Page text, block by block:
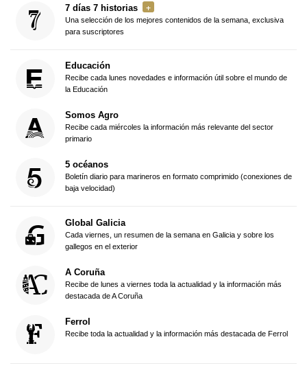
7 días 7 historias
Una selección de los mejores contenidos de la semana, exclusiva
para suscriptores
Educación
Recibe cada lunes novedades e información útil sobre el mundo de
la Educación
Somos Agro
Recibe cada miércoles la información más relevante del sector
primario
5 océanos
Boletín diario para marineros en formato comprimido (conexiones de
baja velocidad)
Global Galicia
Cada viernes, un resumen de la semana en Galicia y sobre los
gallegos en el exterior
A Coruña
Recibe de lunes a viernes toda la actualidad y la información más
destacada de A Coruña
Ferrol
Recibe toda la actualidad y la información más destacada de Ferrol